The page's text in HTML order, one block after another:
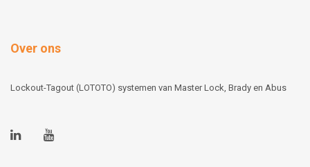
Over ons
Lockout-Tagout (LOTOTO) systemen van Master Lock, Brady en Abus